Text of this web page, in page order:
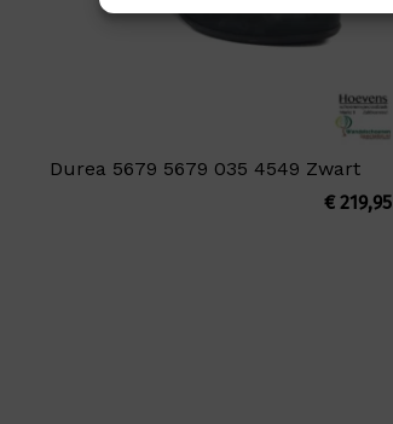
Durea 5679 5679 035 4549 Zwart
€219,95